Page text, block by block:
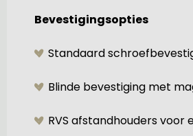
Bevestigingsopties
Standaard
Blinde bevestiging met
RVS afstandhouders voor